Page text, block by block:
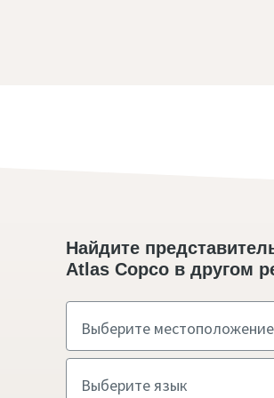
Найдите
Atlas Copco в другом